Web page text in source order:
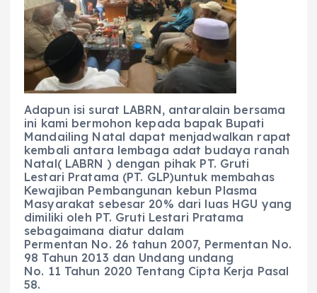
Adapun isi surat LABRN, antaralain bersama
ini kami bermohon kepada bapak Bupati
Mandailing Natal dapat menjadwalkan rapat
kembali antara lembaga adat budaya ranah
Natal( LABRN ) dengan pihak PT. Gruti
Lestari Pratama (PT. GLP)untuk membahas
Kewajiban Pembangunan kebun Plasma
Masyarakat sebesar 20% dari luas HGU yang
dimiliki oleh PT. Gruti Lestari Pratama
sebagaimana diatur dalam
Permentan No. 26 tahun 2007, Permentan No.
98 Tahun 2013 dan Undang undang
No. 11 Tahun 2020 Tentang Cipta Kerja Pasal
58.